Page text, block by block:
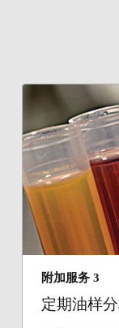
附加服务 3
定期油样